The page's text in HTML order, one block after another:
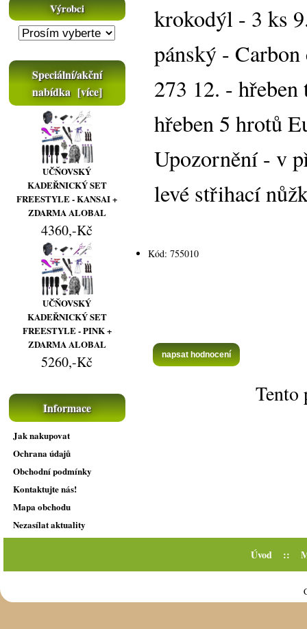
Výrobci
Speciální/akční
nabídka [více]
UČŇOVSKÝ
KADEŘNICKÝ SET
FREESTYLE - KANSAI +
ZDARMA ALOBAL
4360,-Kč
UČŇOVSKÝ
KADEŘNICKÝ SET
FREESTYLE - PINK +
ZDARMA ALOBAL
5260,-Kč
Informace
Jak nakupovat
Ochrana údajů
Obchodní podmínky
Kontaktujte nás!
Mapa obchodu
Nezasílat aktuality
krokodýl - 3 ks
pánský -
273 12. -
hřeben 5 hrotů
Upozornění - v
levé střihací
Kód: 755010
napsat hodnocení
Tento
Úvod ::